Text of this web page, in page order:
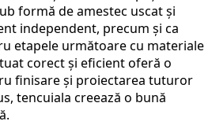
formă de amestec uscat și
independent, precum și ca
etapele următoare cu materiale
corect și eficient oferă o
finisare și proiectarea tuturor
tencuiala creează o bună